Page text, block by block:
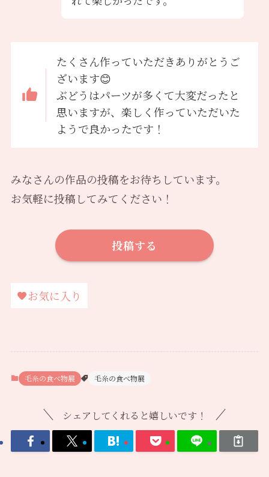
たくさん作っていただきありがとうご
ざいます😊
ぶどうはパーツが多くて大変だったと
思いますが、楽しく作っていただいた
ようで良かったです！
みなさんの作品の投稿をお待ちしています。
お気軽に投稿してみてください！
投稿する
お気に入り
毛糸の食べ物展 毛糸の食べ物展
シェアしてくれると嬉しいです！